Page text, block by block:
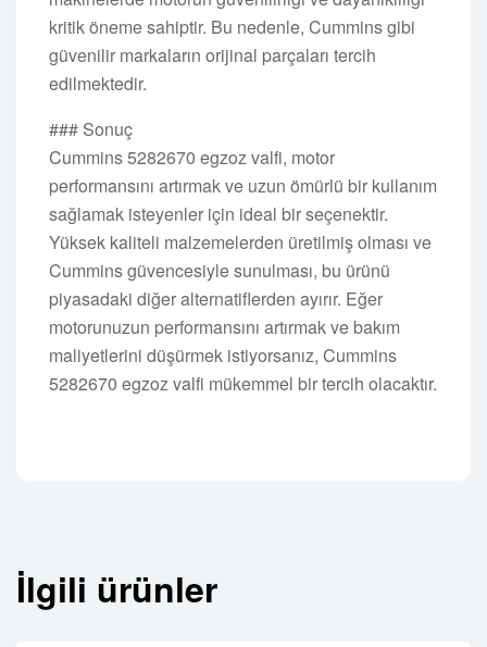
kritik öneme sahiptir. Bu nedenle, Cummins gibi
güvenilir markaların orijinal parçaları tercih
edilmektedir.
### Sonuç
Cummins 5282670 egzoz valfi, motor
performansını artırmak ve uzun ömürlü bir kullanım
sağlamak isteyenler için ideal bir seçenektir.
Yüksek kaliteli malzemelerden üretilmiş olması ve
Cummins güvencesiyle sunulması, bu ürünü
piyasadaki diğer alternatiflerden ayırır. Eğer
motorunuzun performansını artırmak ve bakım
maliyetlerini düşürmek istiyorsanız, Cummins
5282670 egzoz valfi mükemmel bir tercih olacaktır.
İlgili ürünler